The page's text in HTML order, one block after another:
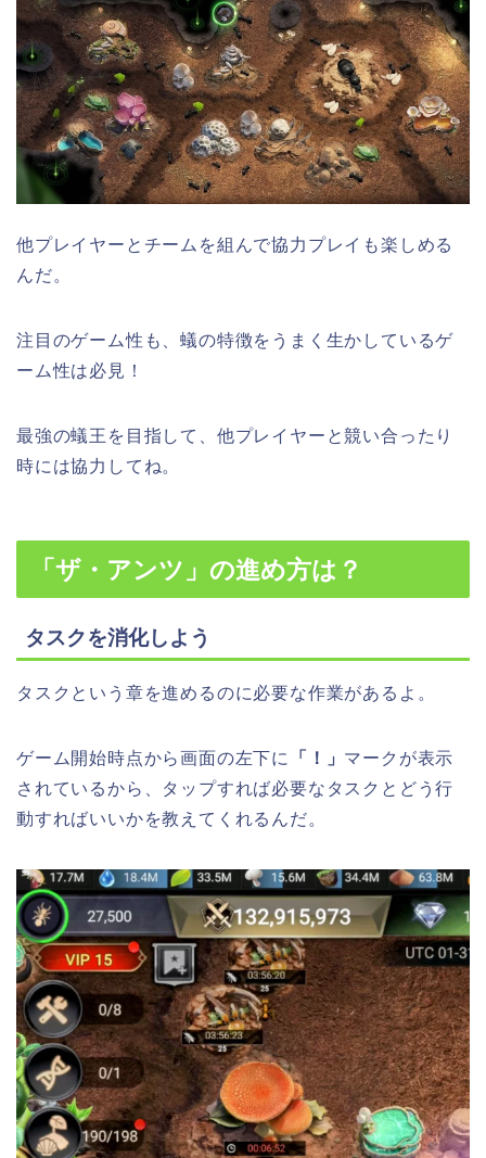
他プレイヤーとチームを組んで協力プレイも楽しめる
んだ。
注目のゲーム性も、蟻の特徴をうまく生かしているゲ
ーム性は必見！
最強の蟻王を目指して、他プレイヤーと競い合ったり
時には協力してね。
「ザ・アンツ」の進め方は？
タスクを消化しよう
タスクという章を進めるのに必要な作業があるよ。
ゲーム開始時点から画面の左下に 「！」 マークが表示
されているから、タップすれば必要なタスクとどう行
動すればいいかを教えてくれるんだ。